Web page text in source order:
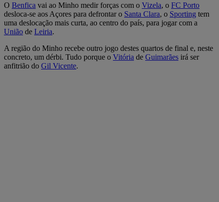
O Benfica vai ao Minho medir forças com o Vizela, o FC Porto
desloca-se aos Açores para defrontar o Santa Clara, o Sporting tem
uma deslocação mais curta, ao centro do país, para jogar com a
União de Leiria.
A região do Minho recebe outro jogo destes quartos de final e, neste
concreto, um dérbi. Tudo porque o Vitória de Guimarães irá ser
anfitrião do Gil Vicente.